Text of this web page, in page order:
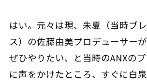
はい。元々は現、朱夏（当時ブ
ス）の佐藤由美プロデューサー
ぜひやりたい、と当時のANXの
に声をかけたところ、すぐに白